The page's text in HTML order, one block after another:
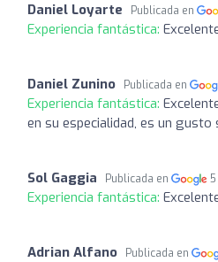
Daniel Loyarte Publicada en
Experiencia fantástica:
Daniel Zunino Publicada en
Experiencia fantástica:
en su especialidad, es un gusto
Sol Gaggia Publicada en
Experiencia fantástica:
Adrian Alfano Publicada en